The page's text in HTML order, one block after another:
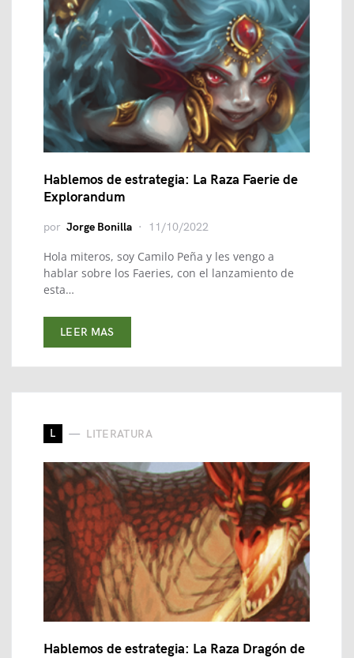
Hablemos de estrategia: La Raza Faerie de
Explorandum
por Jorge Bonilla 11/10/2022
Hola miteros, soy Camilo Peña y les vengo a
hablar sobre los Faeries, con el lanzamiento de
esta…
LEER MAS
L LITERATURA
Hablemos de estrategia: La Raza Dragón de